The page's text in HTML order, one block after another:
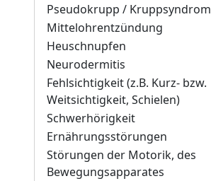
Pseudokrupp / Kruppsyndrom
Mittelohrentzündung
Heuschnupfen
Neurodermitis
Fehlsichtigkeit (z.B. Kurz- bzw.
Weitsichtigkeit, Schielen)
Schwerhörigkeit
Ernährungsstörungen
Störungen der Motorik, des
Bewegungsapparates